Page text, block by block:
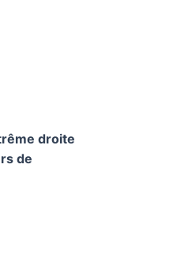
droite
de